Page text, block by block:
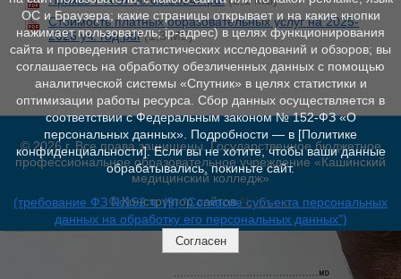
Стоимость платных образовательных услуг на 2025-
2026 уч. год.pdf (1,3 МБ)
© 2026 г. Все права защищены. Государственное бюджетное
профессиональное образовательное учреждение «Кашинский
медицинский колледж»
© Конструктор сайтовNubex.ru
ОС и Браузера; какие страницы открывает и на какие кнопки
нажимает пользователь; ip-адрес) в целях функционирования
сайта и проведения статистических исследований и обзоров; вы
соглашаетесь на обработку обезличенных данных с помощью
аналитической системы «Спутник» в целях статистики и
оптимизации работы ресурса. Сбор данных осуществляется в
соответствии с Федеральным законом № 152‑ФЗ «О
персональных данных». Подробности — в [Политике
конфиденциальности]. Если вы не хотите, чтобы ваши данные
обрабатывались, покиньте сайт.
(требование ФЗ №152 ч. (9) "Согласие субъекта персональных
данных на обработку его персональных данных")
Согласен